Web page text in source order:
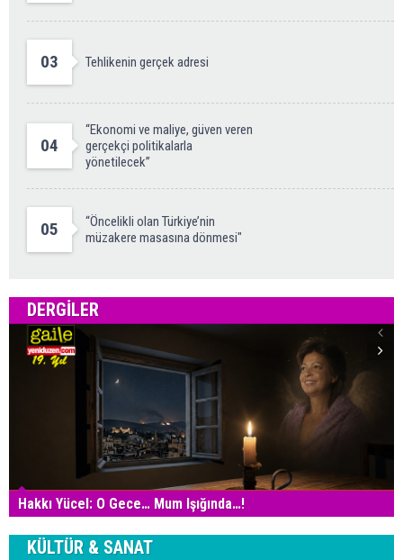
03 Tehlikenin gerçek adresi
04
“Ekonomi ve maliye, güven veren
gerçekçi politikalarla
yönetilecek”
05
“Öncelikli olan Türkiye’nin
müzakere masasına dönmesi"
DERGILER
Hakkı Yücel: O Gece… Mum Işığında…!
KÜLTÜR & SANAT